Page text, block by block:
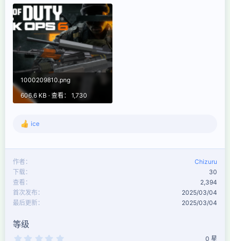
1000209810.png
606.6 KB · 查看： 1,730
反 ice
作者
Chizuru
下载
30
查看
2,394
首次发布
2025/03/04
最后更新
2025/03/04
等级
0 星